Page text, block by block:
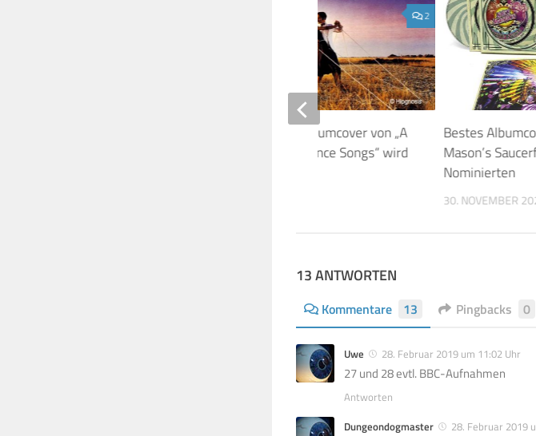
Bestes
Mason’s
Nominierten
30. NOVEMBER
2
Das Haus auf dem Albumcover von „A
Collection of Great Dance Songs“ wird
13 ANTWORTEN
Kommentare 13 Pingbacks 0
Uwe 28. Februar 2019 um 11:02 Uhr
27 und 28 evtl. BBC-Aufnahmen
Antworten
Dungeondogmaster
28. Februar 2019